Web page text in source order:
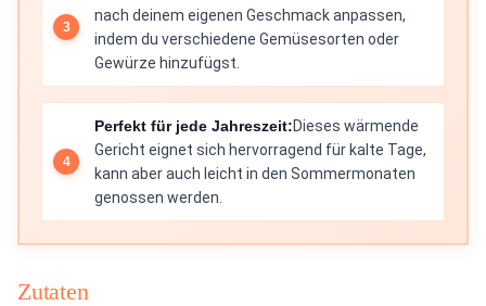
nach deinem eigenen Geschmack anpassen,
indem du verschiedene Gemüsesorten oder
Gewürze hinzufügst.
Perfekt für jede Jahreszeit:Dieses wärmende
Gericht eignet sich hervorragend für kalte Tage,
kann aber auch leicht in den Sommermonaten
genossen werden.
Zutaten